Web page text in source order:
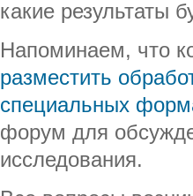
какие результаты
Напоминаем, что
разместить
специальных
форум для
исследования.